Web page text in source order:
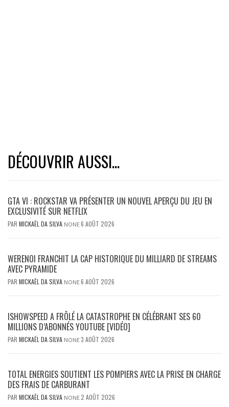
DÉCOUVRIR AUSSI...
GTA VI : ROCKSTAR VA PRÉSENTER UN NOUVEL APERÇU DU JEU EN
EXCLUSIVITÉ SUR NETFLIX
PAR MICKAËL DA SILVA NONE6 AOÛT 2026
WERENOI FRANCHIT LA CAP HISTORIQUE DU MILLIARD DE STREAMS
AVEC PYRAMIDE
PAR MICKAËL DA SILVA NONE6 AOÛT 2026
ISHOWSPEED A FRÔLÉ LA CATASTROPHE EN CÉLÉBRANT SES 60
MILLIONS D’ABONNÉS YOUTUBE [VIDÉO]
PAR MICKAËL DA SILVA NONE3 AOÛT 2026
TOTAL ENERGIES SOUTIENT LES POMPIERS AVEC LA PRISE EN CHARGE
DES FRAIS DE CARBURANT
PAR MICKAËL DA SILVA NONE2 AOÛT 2026